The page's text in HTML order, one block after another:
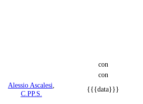
con
con
Alessio Ascalesi
C.PP.S.
{{{data}}}